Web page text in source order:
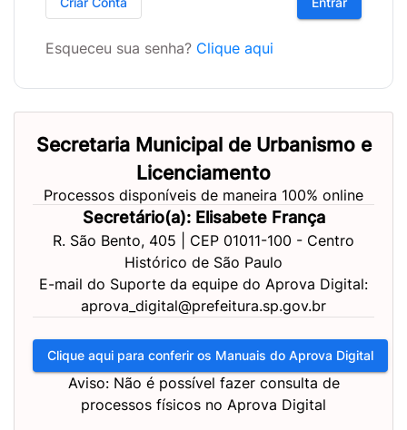
Esqueceu sua senha? Clique aqui
Secretaria Municipal de Urbanismo e
Licenciamento
Processos disponíveis de maneira 100% online
Secretário(a): Elisabete França
R. São Bento, 405 | CEP 01011-100 - Centro
Histórico de São Paulo
E-mail do Suporte da equipe do Aprova Digital:
aprova_digital@prefeitura.sp.gov.br
Clique aqui para conferir os Manuais do Aprova Digital
Aviso: Não é possível fazer consulta de
processos físicos no Aprova Digital